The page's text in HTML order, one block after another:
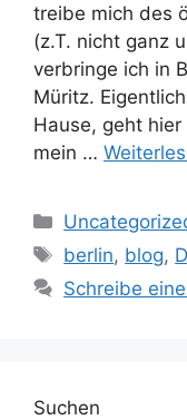
treibe mich des
(z.T. nicht ganz
verbringe ich in
Müritz.
Hause, geht
mein …
Kategorien
Schlagwörter
berlin, blog,
Schreibe
Suchen